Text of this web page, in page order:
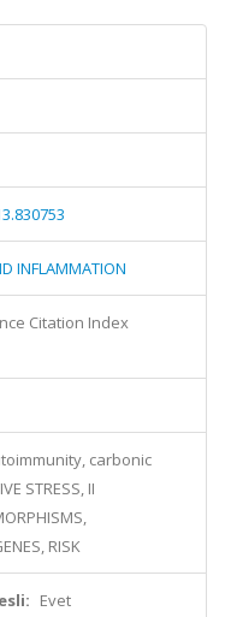
INFLAMMATION
Citation Index
carbonic
STRESS, II
RISK
Evet